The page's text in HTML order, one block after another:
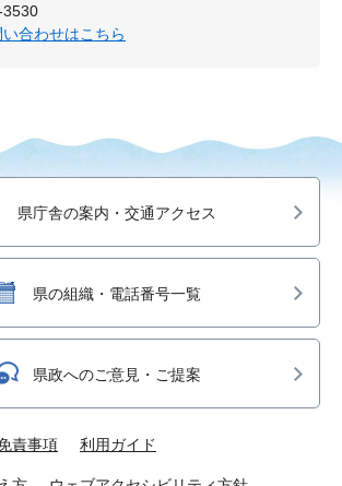
3530
合わせはこちら
県庁舎の案内・交通アクセス
県の組織・電話番号一覧
県政へのご意見・ご提案
責事項 利用ガイド